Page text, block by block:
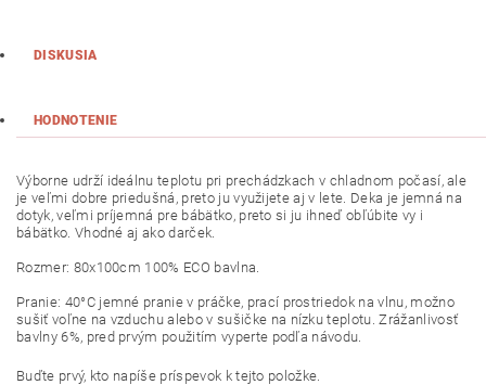
DISKUSIA
HODNOTENIE
Výborne udrží ideálnu teplotu pri prechádzkach v chladnom počasí, ale
je veľmi dobre priedušná, preto ju využijete aj v lete Deka je jemná na
dotyk, veľmi príjemná pre bábätko, preto si ju ihneď obľúbite vy i
bábätko Vhodné aj ako darček.
Rozmer: 80x100cm 100% ECO bavlna.
Pranie: 40°C jemné pranie v práčke, prací prostriedok na vlnu, možno
sušiťvoľne na vzduchu alebo v sušičke na nízku teplotu Zrážanlivosť
bavlny 6%, predprvým použitím vyperte podľa návodu
Buďte prvý, kto napíše príspevok k tejto položke.